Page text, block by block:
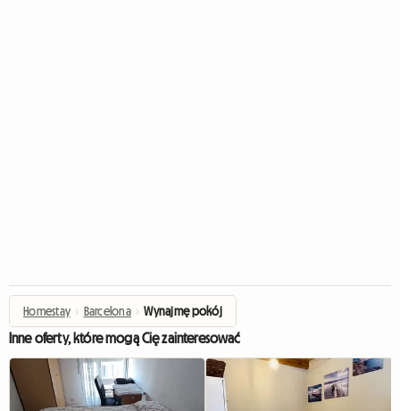
Homestay › Barcelona › Wynajmę pokój
Inne oferty, które mogą Cię zainteresować